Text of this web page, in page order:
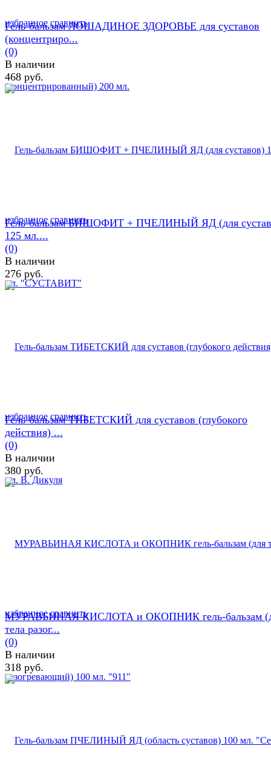
избранное сравнить
избранное сравнить
Гель-бальзам ЛОШАДИНОЕ ЗДОРОВЬЕ для суставов
(концентриро...
(0)
В наличии
468 руб.
избранное сравнить
Гель-бальзам БИШОФИТ + ПЧЕЛИНЫЙ ЯД (для
125 мл....
(0)
В наличии
276 руб.
избранное сравнить
Гель-бальзам ТИБЕТСКИЙ для суставов (глубокого
действия) ...
(0)
В наличии
380 руб.
МУРАВЬИНАЯ КИСЛОТА и ОКОПНИК гель-бальзам
тела разог...
(0)
В наличии
318 руб.